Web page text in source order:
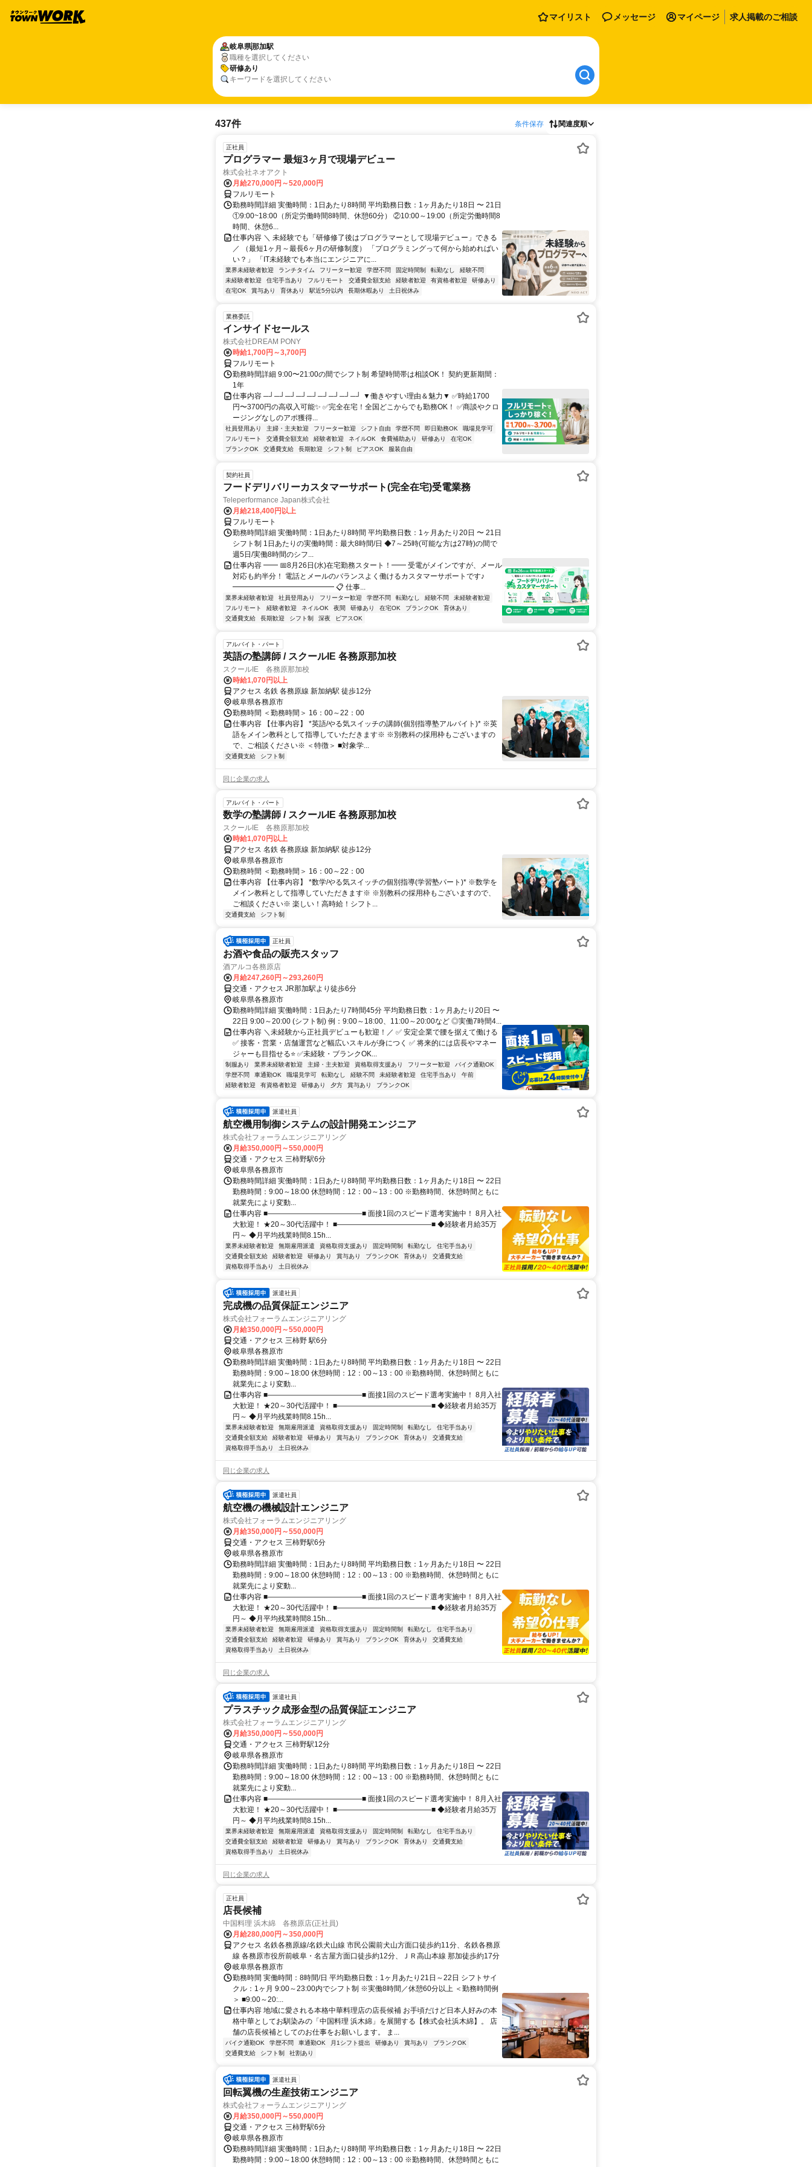
マイリスト メッセージ マイページ 求人掲載のご相談
岐阜県那加駅
職種を選択してください
研修あり
キーワードを選択してください
437件 条件保存 関連度順
正社員
プログラマー 最短3ヶ月で現場デビュー
株式会社ネオアクト
月給270,000円～520,000円
フルリモート
勤務時間詳細 実働時間：1日あたり8時間 平均勤務日数：1ヶ月あたり18日 〜 21日
①9:00~18:00（所定労働時間8時間、休憩60分） ②10:00～19:00（所定労働時間8
時間、休憩6...
仕事内容 ＼ 未経験でも「研修修了後はプログラマーとして現場デビュー」できる
／ （最短1ヶ月～最長6ヶ月の研修制度） 「プログラミングって何から始めればい
い？」 「IT未経験でも本当にエンジニアに...
業界未経験者歓迎 ランチタイム フリーター歓迎 学歴不問 固定時間制 転勤なし
経験不問
未経験者歓迎
住宅手当あり フルリモート 交通費全額支給 経験者歓迎 有資格者歓迎
研修あり
在宅OK
賞与あり 育休あり 駅近5分以内 長期休暇あり 土日祝休み
業務委託
インサイドセールス
株式会社DREAM PONY
時給1,700円～3,700円
フルリモート
勤務時間詳細 9:00〜21:00の間でシフト制 希望時間帯は相談OK！ 契約更新期間：
1年
仕事内容 ─┘─┘─┘─┘─┘─┘─┘─┘─┘ ▼働きやすい理由＆魅力▼ ✅時給1700
円〜3700円の高収入可能✨ ✅完全在宅！全国どこからでも勤務OK！ ✅商談やクロ
ージングなしのアポ獲得...
社員登用あり 主婦・主夫歓迎 フリーター歓迎 シフト自由 学歴不問 即日勤務OK
職場見学可
フルリモート
交通費全額支給 経験者歓迎 ネイルOK 食費補助あり 研修あり
在宅OK
ブランクOK
交通費支給 長期歓迎 シフト制 ピアスOK 服装自由
契約社員
フードデリバリーカスタマーサポート(完全在宅)受電業務
Teleperformance Japan株式会社
月給218,400円以上
フルリモート
勤務時間詳細 実働時間：1日あたり8時間 平均勤務日数：1ヶ月あたり20日 〜 21日
シフト制 1日あたりの実働時間：最大8時間/日 ◆7～25時(可能な方は27時)の間で
週5日/実働8時間のシフ...
仕事内容 ━━ 📅8月26日(水)在宅勤務スタート！━━ 受電がメインですが、メール
対応も約半分！ 電話とメールのバランスよく働けるカスタマーサポートです♪
━━━━━━━━━━━━━━ 📋 仕事...
業界未経験者歓迎 社員登用あり フリーター歓迎 学歴不問 転勤なし 経験不問
未経験者歓迎
フルリモート
経験者歓迎 ネイルOK 夜間 研修あり 在宅OK ブランクOK
育休あり
交通費支給
長期歓迎 シフト制 深夜 ピアスOK
アルバイト・パート
英語の塾講師 / スクールIE 各務原那加校
スクールIE 各務原那加校
時給1,070円以上
アクセス 名鉄 各務原線 新加納駅 徒歩12分
岐阜県各務原市
勤務時間 ＜勤務時間＞ 16：00～22：00
仕事内容 【仕事内容】 *英語/やる気スイッチの講師(個別指導塾アルバイト)* ※英
語をメイン教科として指導していただきます※ ※別教科の採用枠もございますの
で、ご相談ください※ ＜特徴＞ ■対象学...
交通費支給 シフト制
同じ企業の求人
アルバイト・パート
数学の塾講師 / スクールIE 各務原那加校
スクールIE 各務原那加校
時給1,070円以上
アクセス 名鉄 各務原線 新加納駅 徒歩12分
岐阜県各務原市
勤務時間 ＜勤務時間＞ 16：00～22：00
仕事内容 【仕事内容】 *数学/やる気スイッチの個別指導(学習塾パート)* ※数学を
メイン教科として指導していただきます※ ※別教科の採用枠もございますので、
ご相談ください※ 楽しい！高時給！シフト...
交通費支給 シフト制
正社員
お酒や食品の販売スタッフ
酒アルコ各務原店
月給247,260円～293,260円
交通・アクセス JR那加駅より徒歩6分
岐阜県各務原市
勤務時間詳細 実働時間：1日あたり7時間45分 平均勤務日数：1ヶ月あたり20日 〜
22日 9:00～20:00 (シフト制) 例：9:00～18:00、11:00～20:00など ◎実働7時間4...
仕事内容 ＼未経験から正社員デビューも歓迎！／ ✅ 安定企業で腰を据えて働ける
✅ 接客・営業・店舗運営など幅広いスキルが身につく ✅ 将来的には店長やマネー
ジャーも目指せる⭐ ✅未経験・ブランクOK...
制服あり 業界未経験者歓迎 主婦・主夫歓迎 資格取得支援あり フリーター歓迎
バイク通勤OK
学歴不問
車通勤OK 職場見学可 転勤なし 経験不問 未経験者歓迎 住宅手当あり
午前
経験者歓迎
有資格者歓迎 研修あり 夕方 賞与あり ブランクOK
派遣社員
航空機用制御システムの設計開発エンジニア
株式会社フォーラムエンジニアリング
月給350,000円～550,000円
交通・アクセス 三柿野駅6分
岐阜県各務原市
勤務時間詳細 実働時間：1日あたり8時間 平均勤務日数：1ヶ月あたり18日 〜 22日
勤務時間：9:00～18:00 休憩時間：12：00～13：00 ※勤務時間、休憩時間ともに
就業先により変動...
仕事内容 ■―――――――――――――■ 面接1回のスピード選考実施中！ 8月入社
大歓迎！ ★20～30代活躍中！ ■―――――――――――――■ ◆経験者月給35万
円～ ◆月平均残業時間8.15h...
業界未経験者歓迎 無期雇用派遣 資格取得支援あり 固定時間制 転勤なし
住宅手当あり
交通費全額支給
経験者歓迎 研修あり 賞与あり ブランクOK 育休あり
交通費支給
資格取得手当あり
土日祝休み
派遣社員
完成機の品質保証エンジニア
株式会社フォーラムエンジニアリング
月給350,000円～550,000円
交通・アクセス 三柿野 駅6分
岐阜県各務原市
勤務時間詳細 実働時間：1日あたり8時間 平均勤務日数：1ヶ月あたり18日 〜 22日
勤務時間：9:00～18:00 休憩時間：12：00～13：00 ※勤務時間、休憩時間ともに
就業先により変動...
仕事内容 ■―――――――――――――■ 面接1回のスピード選考実施中！ 8月入社
大歓迎！ ★20～30代活躍中！ ■―――――――――――――■ ◆経験者月給35万
円～ ◆月平均残業時間8.15h...
業界未経験者歓迎 無期雇用派遣 資格取得支援あり 固定時間制 転勤なし
住宅手当あり
交通費全額支給
経験者歓迎 研修あり 賞与あり ブランクOK 育休あり
交通費支給
資格取得手当あり
土日祝休み
同じ企業の求人
派遣社員
航空機の機械設計エンジニア
株式会社フォーラムエンジニアリング
月給350,000円～550,000円
交通・アクセス 三柿野駅6分
岐阜県各務原市
勤務時間詳細 実働時間：1日あたり8時間 平均勤務日数：1ヶ月あたり18日 〜 22日
勤務時間：9:00～18:00 休憩時間：12：00～13：00 ※勤務時間、休憩時間ともに
就業先により変動...
仕事内容 ■―――――――――――――■ 面接1回のスピード選考実施中！ 8月入社
大歓迎！ ★20～30代活躍中！ ■―――――――――――――■ ◆経験者月給35万
円～ ◆月平均残業時間8.15h...
業界未経験者歓迎 無期雇用派遣 資格取得支援あり 固定時間制 転勤なし
住宅手当あり
交通費全額支給
経験者歓迎 研修あり 賞与あり ブランクOK 育休あり
交通費支給
資格取得手当あり
土日祝休み
同じ企業の求人
派遣社員
プラスチック成形金型の品質保証エンジニア
株式会社フォーラムエンジニアリング
月給350,000円～550,000円
交通・アクセス 三柿野駅12分
岐阜県各務原市
勤務時間詳細 実働時間：1日あたり8時間 平均勤務日数：1ヶ月あたり18日 〜 22日
勤務時間：9:00～18:00 休憩時間：12：00～13：00 ※勤務時間、休憩時間ともに
就業先により変動...
仕事内容 ■―――――――――――――■ 面接1回のスピード選考実施中！ 8月入社
大歓迎！ ★20～30代活躍中！ ■―――――――――――――■ ◆経験者月給35万
円～ ◆月平均残業時間8.15h...
業界未経験者歓迎 無期雇用派遣 資格取得支援あり 固定時間制 転勤なし
住宅手当あり
交通費全額支給
経験者歓迎 研修あり 賞与あり ブランクOK 育休あり
交通費支給
資格取得手当あり
土日祝休み
同じ企業の求人
正社員
店長候補
中国料理 浜木綿 各務原店(正社員)
月給280,000円～350,000円
アクセス 名鉄各務原線/名鉄犬山線 市民公園前犬山方面口徒歩約11分、名鉄各務原
線 各務原市役所前岐阜・名古屋方面口徒歩約12分、ＪＲ高山本線 那加徒歩約17分
岐阜県各務原市
勤務時間 実働時間：8時間/日 平均勤務日数：1ヶ月あたり21日～22日 シフトサイ
クル：1ヶ月 9:00～23:00内でシフト制 ※実働8時間／休憩60分以上 ＜勤務時間例
＞ ■9:00～20:...
仕事内容 地域に愛される本格中華料理店の店長候補 お手頃だけど日本人好みの本
格中華としてお馴染みの「中国料理 浜木綿」を展開する【株式会社浜木綿】。 店
舗の店長候補としてのお仕事をお願いします。 ま...
バイク通勤OK 学歴不問 車通勤OK 月1シフト提出 研修あり 賞与あり
ブランクOK
交通費支給
シフト制 社割あり
派遣社員
回転翼機の生産技術エンジニア
株式会社フォーラムエンジニアリング
月給350,000円～550,000円
交通・アクセス 三柿野駅6分
岐阜県各務原市
勤務時間詳細 実働時間：1日あたり8時間 平均勤務日数：1ヶ月あたり18日 〜 22日
勤務時間：9:00～18:00 休憩時間：12：00～13：00 ※勤務時間、休憩時間ともに